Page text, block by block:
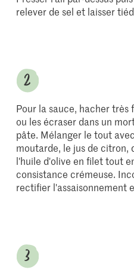
relever de sel et laisser
Pour la sauce, hacher
ou les écraser dans un
pâte. Mélanger le tout
moutarde, le jus de citron,
l'huile d'olive en filet tout
consistance crémeuse.
rectifier l'assaisonnement